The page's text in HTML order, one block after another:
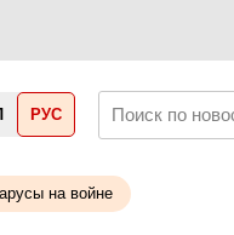
РУС
на войне